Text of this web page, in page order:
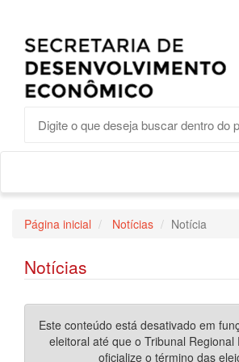
Página inicial Notícias Notícia
Notícias
Este conteúdo está desativado em
eleitoral até que o Tribunal Regional
oficialize o término das